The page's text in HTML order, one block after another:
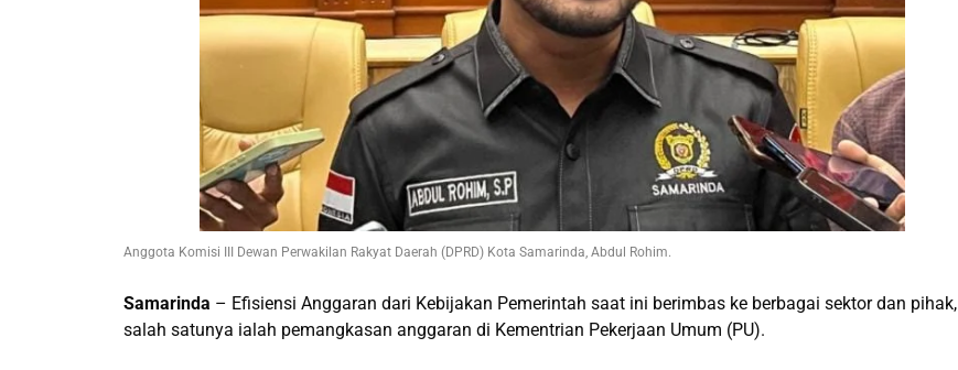
Anggota Komisi III Dewan Perwakilan Rakyat Daerah (DPRD) Kota Samarinda, Abdul Rohim.
Samarinda – Efisiensi Anggaran dari Kebijakan Pemerintah saat ini berimbas ke berbagai sektor dan pihak,
salah satunya ialah pemangkasan anggaran di Kementrian Pekerjaan Umum (PU).